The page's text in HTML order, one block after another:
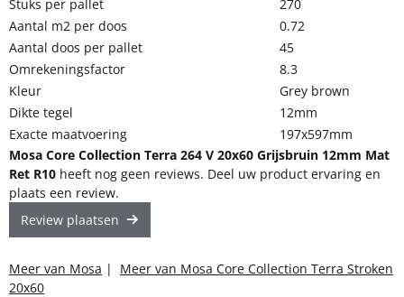
Stuks per pallet
270
Aantal m2 per doos
0.72
Aantal doos per pallet
45
Omrekeningsfactor
8.3
Kleur
Grey brown
Dikte tegel
12mm
Exacte maatvoering
197x597mm
Mosa Core Collection Terra 264 V 20x60 Grijsbruin 12mm Mat
Ret R10 heeft nog geen reviews. Deel uw product ervaring en
plaats een review.
Review plaatsen
Meer van Mosa | Meer van Mosa Core Collection Terra Stroken
20x60